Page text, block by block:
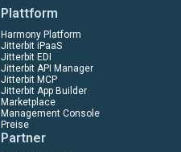
Plattform
Harmony Platform
Jitterbit iPaaS
Jitterbit EDI
Jitterbit API Manager
Jitterbit MCP
Jitterbit App Builder
Marketplace
Management Console
Preise
Partner